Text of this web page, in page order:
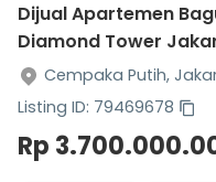
Dijual Apartemen
Diamond Tower
Cempaka Putih,
Listing ID: 79469678
Rp